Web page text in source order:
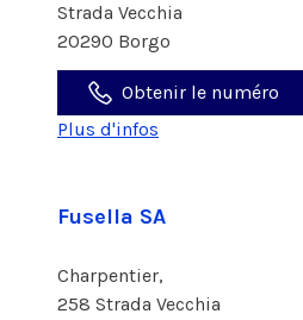
Strada Vecchia
20290 Borgo
Obtenir le numéro
Plus d'infos
Fusella SA
Charpentier,
258 Strada Vecchia